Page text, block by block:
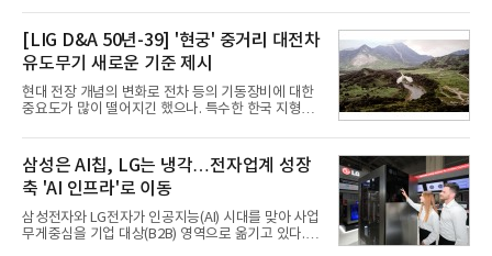
폼팩터 변화가 영향
지난해 5742억원의 순손실을 내며 신용등급 하향검
토 대상에 올라 있다. 두산의 연결 기준 부채비율도 인
수금융 1조원을 가정할 경우 200%에 근접한 191%
까지 오를 것으로 신용평가사들은 추산하고 있다.10
일 금융감독원 전자공시와 업계 등에 따르면 ㈜두산
은 지난달 31일 이사회를 열고 SK㈜가 보유한 SK실
트론 지분 70.61%를 인수하는 주식매매계약(SPA)
다. 매각 대상 지분은 SK㈜가
[LIG D&A 50년-39] '현궁' 중거리 대전차
유도무기 새로운 기준 제시
현대 전장 개념의 변화로 전차 등의 기동장비에 대한
중요도가 많이 떨어지긴 했으나. 특수한 한국 지형을
로 평가되고 있다. 그러나 우리 군이 운용 중인 대전차
무기는 관통력과 유효사거리 모두 만족스럽지 못해
적 전차 파괴에 효과적이지 못했다. 특히 노후화된 대
전차 무기에 대한 군수지원이 미흡해 전력 발휘가 어
려웠다.따라서 부족한 사거리의 한계를 극복하고 아
군의 생존성을 극대화할 수 있는 대전차 유도무기 개
발이 절실했다.2007년부터 국방과학연구소(ADD) 주
삼성은 AI칩, LG는 냉각…전자업계 성장
축 'AI 인프라'로 이동
삼성전자와 LG전자가 인공지능(AI) 시대를 맞아 사업
무게중심을 기업 대상(B2B) 영역으로 옮기고 있다.